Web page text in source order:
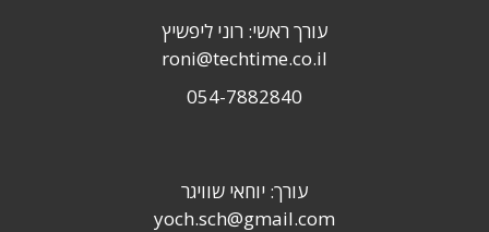
עורך ראשי: רוני ליפשיץ
roni@techtime.co.il
054-7882840
עורך: יוחאי שוויגר
yoch.sch@gmail.com